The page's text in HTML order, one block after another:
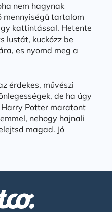
nem hagynak
mennyiségű tartalom
kattintással. Hetente
lustát, kuckózz be
es nyomd meg a
érdekes, művészi
de ha úgy
Potter maratont
nehogy hajnali
magad. Jó